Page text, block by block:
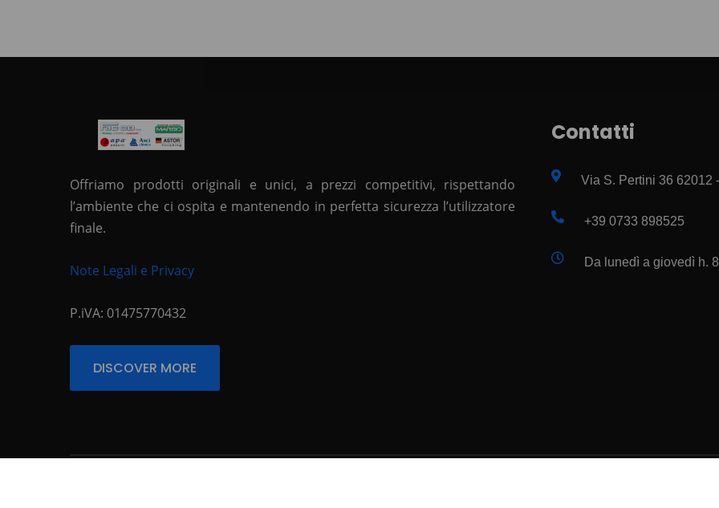
Offriamo prodotti originali e unici, a prezzi competitivi, rispettando
l’ambiente che ci ospita e mantenendo in perfetta sicurezza l’utilizzatore
finale.
Note Legali e Privacy
P.iVA: 01475770432
DISCOVER MORE
Contatti
Via S. Pertini 36 62012
+39 0733 898525
Da lunedì a giovedì h.